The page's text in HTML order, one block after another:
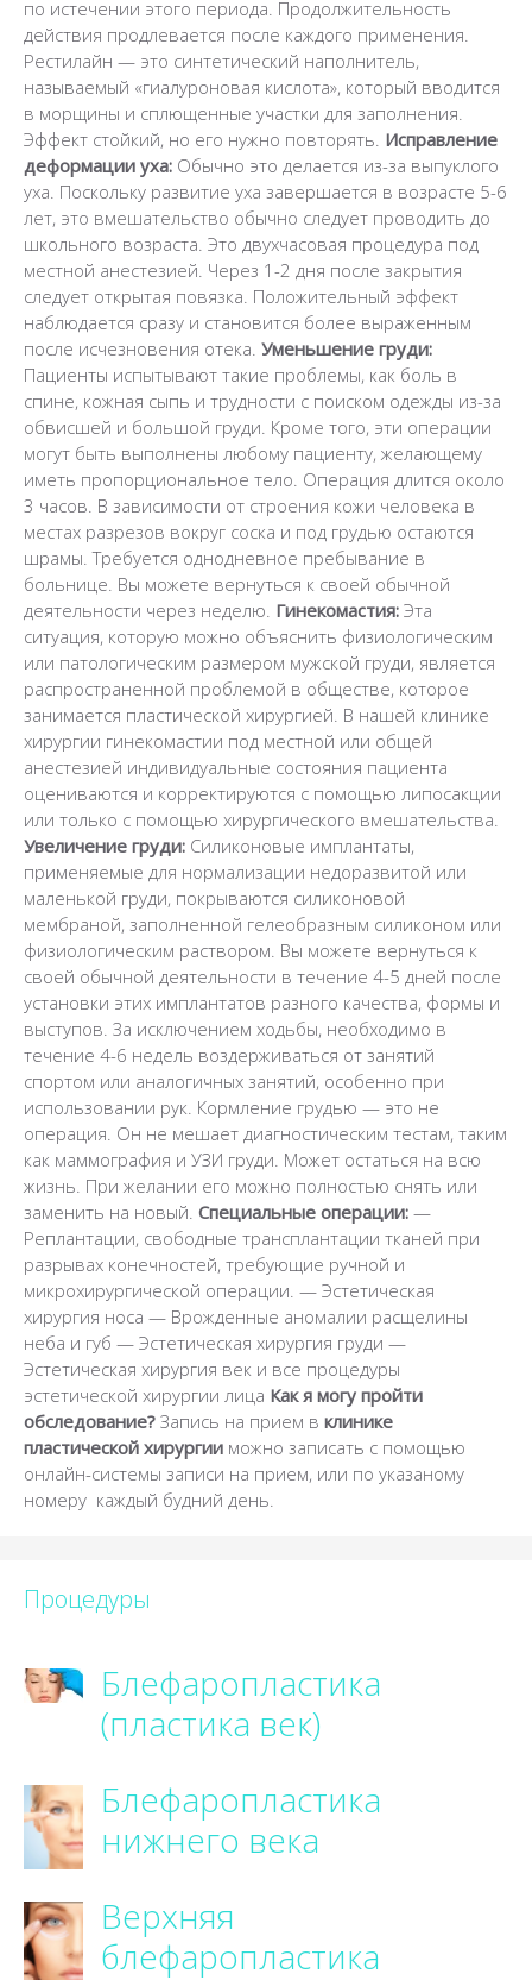
по истечении этого периода. Продолжительность
действия продлевается после каждого применения.
Рестилайн — это синтетический наполнитель,
называемый «гиалуроновая кислота», который вводится
в морщины и сплющенные участки для заполнения.
Эффект стойкий, но его нужно повторять. Исправление
деформации уха: Обычно это делается из-за выпуклого
уха. Поскольку развитие уха завершается в возрасте 5-6
лет, это вмешательство обычно следует проводить до
школьного возраста. Это двухчасовая процедура под
местной анестезией. Через 1-2 дня после закрытия
следует открытая повязка. Положительный эффект
наблюдается сразу и становится более выраженным
после исчезновения отека. Уменьшение груди:
Пациенты испытывают такие проблемы, как боль в
спине, кожная сыпь и трудности с поиском одежды из-за
обвисшей и большой груди. Кроме того, эти операции
могут быть выполнены любому пациенту, желающему
иметь пропорциональное тело. Операция длится около
3 часов. В зависимости от строения кожи человека в
местах разрезов вокруг соска и под грудью остаются
шрамы. Требуется однодневное пребывание в
больнице. Вы можете вернуться к своей обычной
деятельности через неделю. Гинекомастия: Эта
ситуация, которую можно объяснить физиологическим
или патологическим размером мужской груди, является
распространенной проблемой в обществе, которое
занимается пластической хирургией. В нашей клинике
хирургии гинекомастии под местной или общей
анестезией индивидуальные состояния пациента
оцениваются и корректируются с помощью липосакции
или только с помощью хирургического вмешательства.
Увеличение груди: Силиконовые имплантаты,
применяемые для нормализации недоразвитой или
маленькой груди, покрываются силиконовой
мембраной, заполненной гелеобразным силиконом или
физиологическим раствором. Вы можете вернуться к
своей обычной деятельности в течение 4-5 дней после
установки этих имплантатов разного качества, формы и
выступов. За исключением ходьбы, необходимо в
течение 4-6 недель воздерживаться от занятий
спортом или аналогичных занятий, особенно при
использовании рук. Кормление грудью — это не
операция. Он не мешает диагностическим тестам, таким
как маммография и УЗИ груди. Может остаться на всю
жизнь. При желании его можно полностью снять или
заменить на новый. Специальные операции: —
Реплантации, свободные трансплантации тканей при
разрывах конечностей, требующие ручной и
микрохирургической операции. — Эстетическая
хирургия носа — Врожденные аномалии расщелины
неба и губ — Эстетическая хирургия груди —
Эстетическая хирургия век и все процедуры
эстетической хирургии лица Как я могу пройти
обследование? Запись на прием в клинике
пластической хирургии можно записать с помощью
онлайн-системы записи на прием, или по указаному
номеру каждый будний день.
Процедуры
Блефаропластика
(пластика век)
Блефаропластика
нижнего века
Верхняя
блефаропластика